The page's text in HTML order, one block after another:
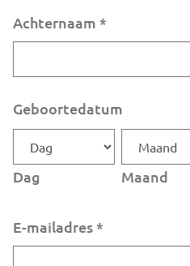
Achternaam *
Geboortedatum
Dag Maand
E-mailadres*